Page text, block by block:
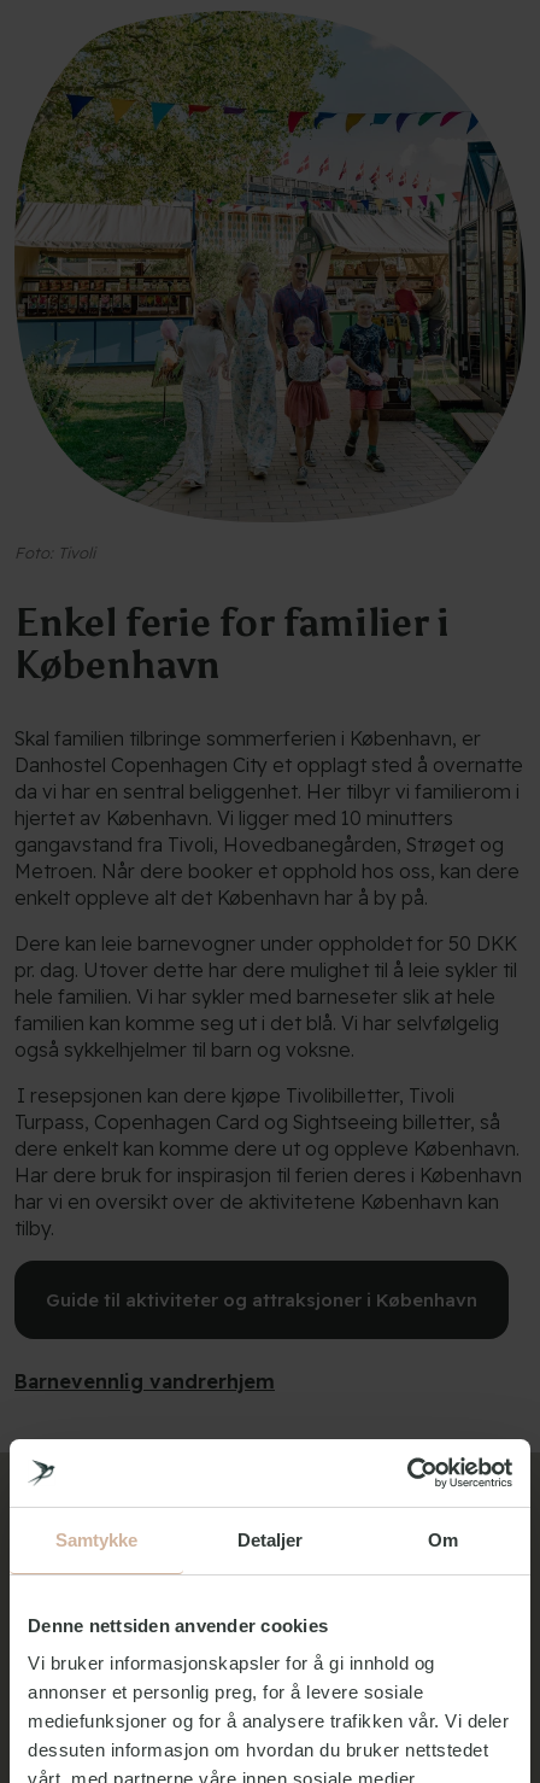
Samtykke Detaljer Om
Denne nettsiden anvender cookies
Vi bruker informasjonskapsler for å gi innhold og
annonser et personlig preg, for å levere sosiale
mediefunksjoner og for å analysere trafikken vår. Vi deler
dessuten informasjon om hvordan du bruker nettstedet
vårt, med partnerne våre innen sosiale medier,
Foto: Tivoli
Enkel ferie for familier i
København
Skal familien tilbringe sommerferien i København, er
Danhostel Copenhagen City et opplagt sted å overnatte
da vi har en sentral beliggenhet. Her tilbyr vi familierom i
hjertet av København. Vi ligger med 10 minutters
gangavstand fra Tivoli, Hovedbanegården, Strøget og
Metroen. Når dere booker et opphold hos oss, kan dere
enkelt oppleve alt det København har å by på.
Dere kan leie barnevogner under oppholdet for 50 DKK
pr. dag. Utover dette har dere mulighet til å leie sykler til
hele familien. Vi har sykler med barneseter slik at hele
familien kan komme seg ut i det blå. Vi har selvfølgelig
også sykkelhjelmer til barn og voksne.
I resepsjonen kan dere kjøpe Tivolibilletter, Tivoli
Turpass, Copenhagen Card og Sightseeing billetter, så
dere enkelt kan komme dere ut og oppleve København.
Har dere bruk for inspirasjon til ferien deres i København
har vi en oversikt over de aktivitetene København kan
tilby.
Guide til aktiviteter og attraksjoner i København
Barnevennlig vandrerhjem